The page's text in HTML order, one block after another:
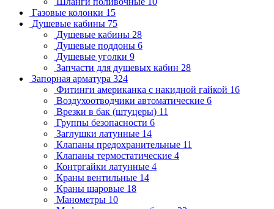
Газовые колонки 15
Душевые кабины 75
Душевые кабины 28
Душевые поддоны 6
Душевые уголки 9
Запчасти для душевых кабин 28
Запорная арматура 324
Фитинги американка с накидной гайкой 16
Воздухоотводчики автоматические 6
Врезки в бак (штуцеры) 11
Группы безопасности 6
Заглушки латунные 14
Клапаны предохранительные 11
Клапаны термостатические 4
Контргайки латунные 4
Краны вентильные 14
Краны шаровые 18
Манометры 10